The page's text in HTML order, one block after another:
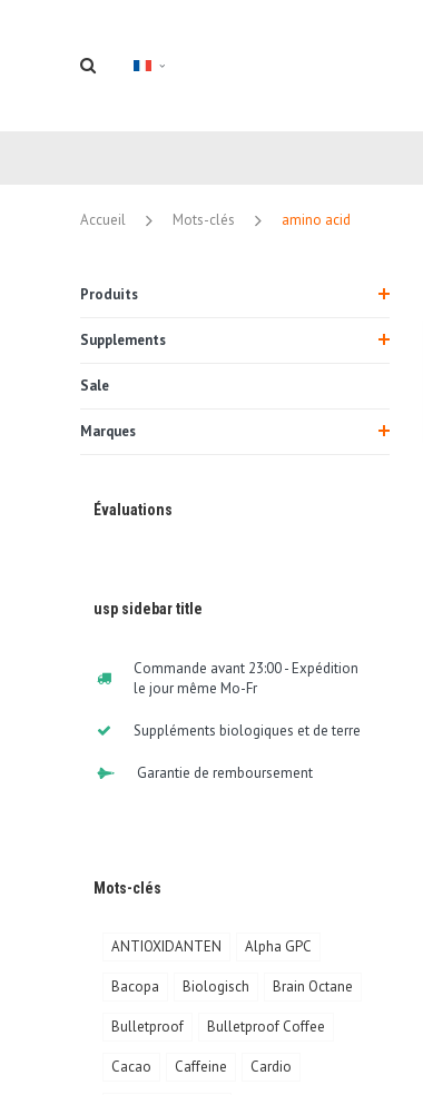
Accueil Mots-clés amino acid
Produits
Supplements
Sale
Marques
Évaluations
usp sidebar title
Commande avant 23:00 - Expédition
le jour même Mo-Fr
Suppléments biologiques et de terre
Garantie de remboursement
Mots-clés
ANTIOXIDANTEN Alpha GPC
Bacopa Biologisch Brain Octane
Bulletproof Bulletproof Coffee
Cacao Caffeine Cardio